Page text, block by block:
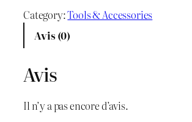
a
t
t
d
Category:Tools & Accessories
Avis (0)
Avis
Il n’y a pas encore d’avis.